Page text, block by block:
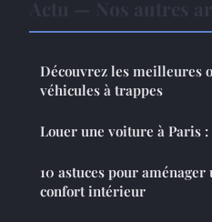
Découvrez les meilleures
véhicules à trappes
Louer une voiture à Paris
10 astuces pour
confort intérieur